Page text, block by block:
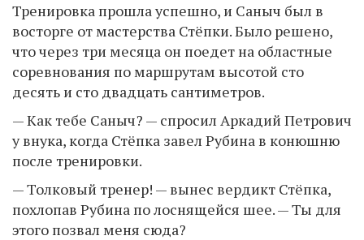
Тренировка прошла успешно, и Саныч был в
восторге от мастерства Стёпки. Было решено,
что через три месяца он поедет на областные
соревнования по маршрутам высотой сто
десять и сто двадцать сантиметров.
— Как тебе Саныч? — спросил Аркадий Петрович
у внука, когда Стёпка завел Рубина в конюшню
после тренировки.
— Толковый тренер! — вынес вердикт Стёпка,
похлопав Рубина по лоснящейся шее. — Ты для
этого позвал меня сюда?